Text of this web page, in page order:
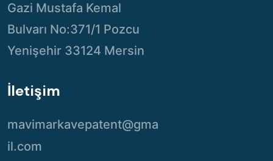
Gazi Mustafa Kemal
Bulvarı No:371/1 Pozcu
Yenişehir 33124 Mersin
İletişim
mavimarkavepatent@gma
il.com